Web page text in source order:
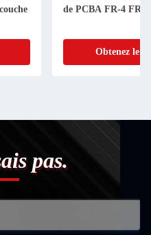
de PCBA FR-4
Obtenez le
pas.